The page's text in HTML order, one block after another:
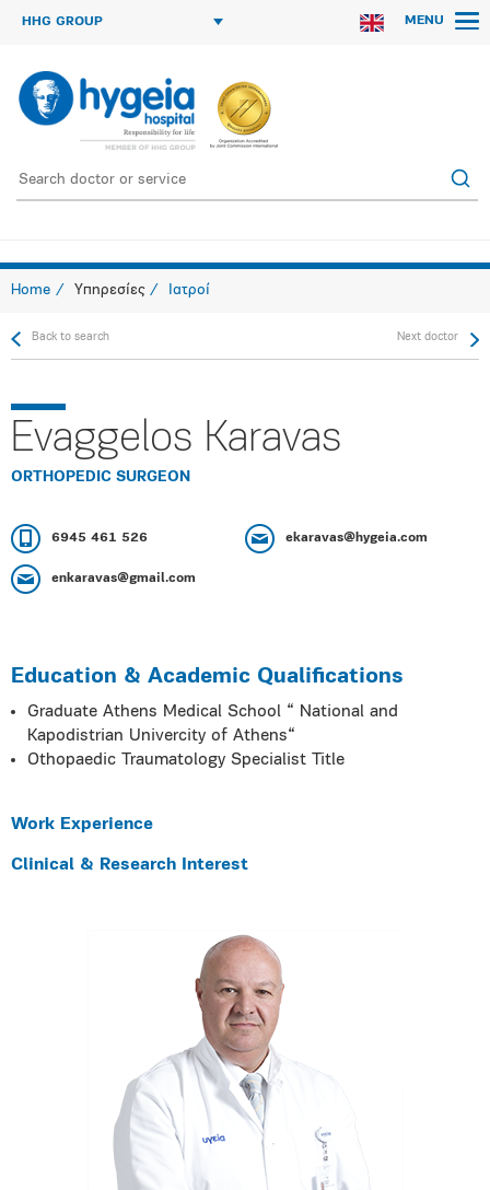
HHG GROUP MENU
Home Υπηρεσίες Ιατροί
Back to search Next doctor
Evaggelos Karavas
ORTHOPEDIC SURGEON
6945 461 526 ekaravas@hygeia.com
enkaravas@gmail.com
Education & Academic Qualifications
Graduate Athens Medical School “ National and
Kapodistrian Univercity of Athens“
Othopaedic Traumatology Specialist Title
Work Experience
Clinical & Research Interest